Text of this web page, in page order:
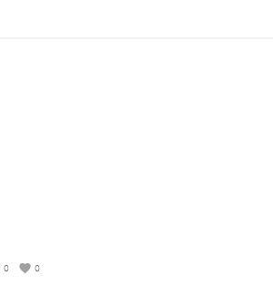
0 0